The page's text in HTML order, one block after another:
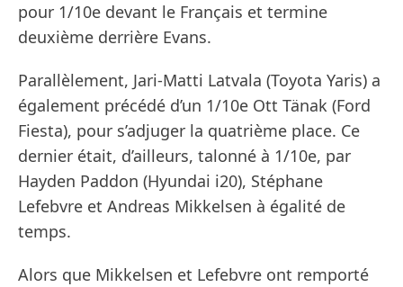
pour 1/10e devant le Français et termine
deuxième derrière Evans.
Parallèlement, Jari-Matti Latvala (Toyota Yaris) a
également précédé d’un 1/10e Ott Tänak (Ford
Fiesta), pour s’adjuger la quatrième place. Ce
dernier était, d’ailleurs, talonné à 1/10e, par
Hayden Paddon (Hyundai i20), Stéphane
Lefebvre et Andreas Mikkelsen à égalité de
temps.
Alors que Mikkelsen et Lefebvre ont remporté